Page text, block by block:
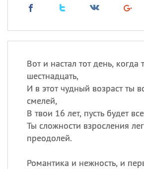
Вот и настал тот день, когда
шестнадцать,
И в этот чудный возраст ты
смелей,
В твои 16 лет, пусть будет
Ты сложности взросления
преодолей.
Романтика и нежность, и